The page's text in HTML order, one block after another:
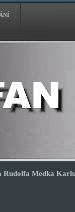
Rudolfa Medka